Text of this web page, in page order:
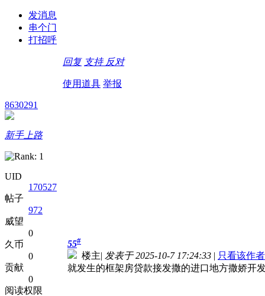
发消息
串个门
打招呼
回复 支持 反对
使用道具 举报
8630291
新手上路
UID
170527
帖子
972
威望
0
久币
0
贡献
0
阅读权限
55#
楼主| 发表于 2025-10-7 17:24:33 | 只看该作者
就发生的框架房贷款接发撒的进口地方撒娇开